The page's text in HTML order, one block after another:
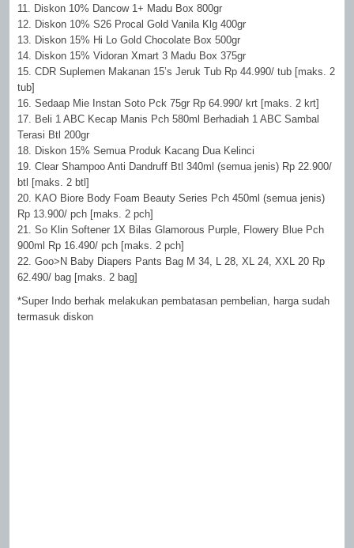
11. Diskon 10% Dancow 1+ Madu Box 800gr
12. Diskon 10% S26 Procal Gold Vanila Klg 400gr
13. Diskon 15% Hi Lo Gold Chocolate Box 500gr
14. Diskon 15% Vidoran Xmart 3 Madu Box 375gr
15. CDR Suplemen Makanan 15’s Jeruk Tub Rp 44.990/ tub [maks. 2
tub]
16. Sedaap Mie Instan Soto Pck 75gr Rp 64.990/ krt [maks. 2 krt]
17. Beli 1 ABC Kecap Manis Pch 580ml Berhadiah 1 ABC Sambal
Terasi Btl 200gr
18. Diskon 15% Semua Produk Kacang Dua Kelinci
19. Clear Shampoo Anti Dandruff Btl 340ml (semua jenis) Rp 22.900/
btl [maks. 2 btl]
20. KAO Biore Body Foam Beauty Series Pch 450ml (semua jenis)
Rp 13.900/ pch [maks. 2 pch]
21. So Klin Softener 1X Bilas Glamorous Purple, Flowery Blue Pch
900ml Rp 16.490/ pch [maks. 2 pch]
22. Goo>N Baby Diapers Pants Bag M 34, L 28, XL 24, XXL 20 Rp
62.490/ bag [maks. 2 bag]
*Super Indo berhak melakukan pembatasan pembelian, harga sudah
termasuk diskon